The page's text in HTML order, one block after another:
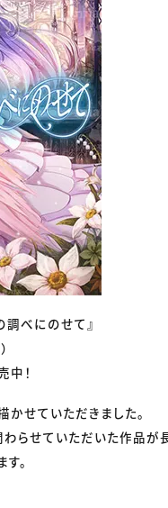
調べにのせて』
中！
せていただきました。
らせていただいた作品が
。